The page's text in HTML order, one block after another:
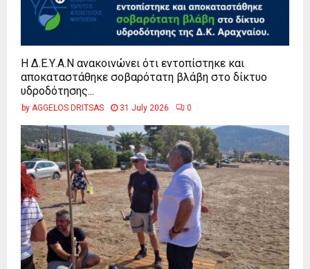
Η Δ.Ε.Υ.Α.Ν ανακοινώνει ότι εντοπίστηκε και
αποκαταστάθηκε σοβαρότατη βλάβη στο δίκτυο
υδροδότησης...
by AGGELOS DRITSAS 31 July 2026 0